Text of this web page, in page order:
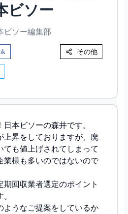
ビソー
ビソー編集部
その他
本ビソーの森井です。
上昇をしておりますが、廃
ても値上げされてしまって
業様も多いのではないので
回収業者選定のポイント
ようなご提案をしているか